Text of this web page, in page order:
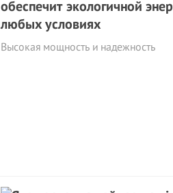
обеспечит экологичной
любых условиях
Высокая мощность и надежность